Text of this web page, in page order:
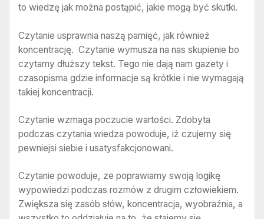
to wiedzę jak można postąpić, jakie mogą być skutki.
Czytanie usprawnia naszą pamięć, jak również
koncentrację. Czytanie wymusza na nas skupienie bo
czytamy dłuższy tekst. Tego nie dają nam gazety i
czasopisma gdzie informacje są krótkie i nie wymagają
takiej koncentracji.
Czytanie wzmaga poczucie wartości. Zdobyta
podczas czytania wiedza powoduje, iż czujemy się
pewniejsi siebie i usatysfakcjonowani.
Czytanie powoduje, ze poprawiamy swoją logikę
wypowiedzi podczas rozmów z drugim człowiekiem.
Zwiększa się zasób słów, koncentracja, wyobraźnia, a